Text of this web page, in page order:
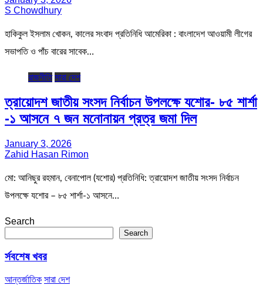
S Chowdhury
হাকিকুল ইসলাম খোকন, কালের সংবাদ প্রতিনিধি আমেরিকা : বাংলাদেশ আওয়ামী লীগের
সভাপতি ও পাঁচ বারের সাবেক…
রাজনীতি সারা দেশ
ত্রায়োদশ জাতীয় সংসদ নির্বাচন উপলক্ষে যশোর- ৮৫ শার্শা
-১ আসনে ৭ জন মনোনায়ন প্রত্র জমা দিল
January 3, 2026
Zahid Hasan Rimon
মো: আনিছুর রহমান, বেনাপোল (যশোর) প্রতিনিধি: ত্রায়োদশ জাতীয় সংসদ নির্বাচন
উপলক্ষে যশোর – ৮৫ শার্শা-১ আসনে…
Search
Search
র্সবশেষ খবর
আন্তর্জাতিক সারা দেশ